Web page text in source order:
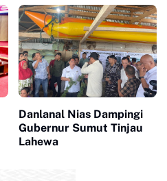
Jenazah
Danlanal Nias Dampingi
Gubernur Sumut Tinjau
Lahewa